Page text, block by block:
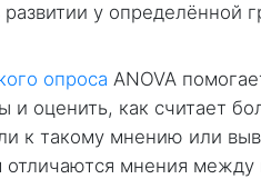
у определённой
опроса ANOVA
и оценить, как считает
к такому мнению или
мнения между